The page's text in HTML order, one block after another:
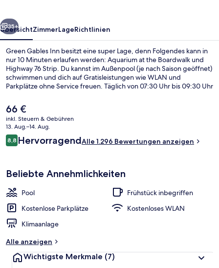
Weiter
35+
ÜbersichtZimmerLageRichtlinien
Green Gables Inn besitzt eine super Lage, denn Folgendes kann in
nur 10 Minuten erlaufen werden: Aquarium at the Boardwalk und
Highway 76 Strip. Du kannst im Außenpool (je nach Saison geöffnet)
schwimmen und dich auf Gratisleistungen wie WLAN und
Parkplätze ohne Service freuen. Täglich von 07:30 Uhr bis 09:30 Uhr
Außerdem ist Folgendes mit dem Auto nur 5 Minuten entfernt:
Titanic-Museum und Dolly Parton's Stampede Dinner Attraction.
Andere Reisende lieben die bequemen Betten und das hilfsbereite
Personal.
Der
aktuelle
Preis
beträgt
66 €.
66 €
inkl. Steuern & Gebühren
13. Aug.–14. Aug.
Bewertungen
8,88,8 von 10.
HervorragendAlle 1.296 Bewertungen anzeigen
Beliebte Annehmlichkeiten
Pool
Frühstück inbegriffen
Kostenlose Parkplätze
Kostenloses WLAN
Klimaanlage
Alle anzeigen
Wichtigste Merkmale (7)